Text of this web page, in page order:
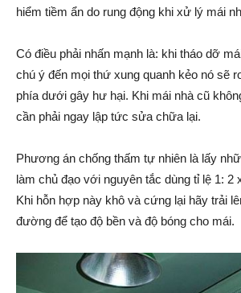
hiểm tiềm ẩn do rung động khi xử lý mái
Có điều phải nhấn mạnh là: khi tháo dỡ
chú ý đến mọi thứ xung quanh kẻo nó sẽ
phía dưới gây hư hại. Khi mái nhà cũ
cần phải ngay lập tức sửa chữa lại.
Phương án chống thấm tự nhiên là lấy
làm chủ đạo với nguyên tắc dùng tỉ lệ 1: 2
Khi hỗn hợp này khô và cứng lại hãy trải
đường để tạo độ bền và độ bóng cho mái.